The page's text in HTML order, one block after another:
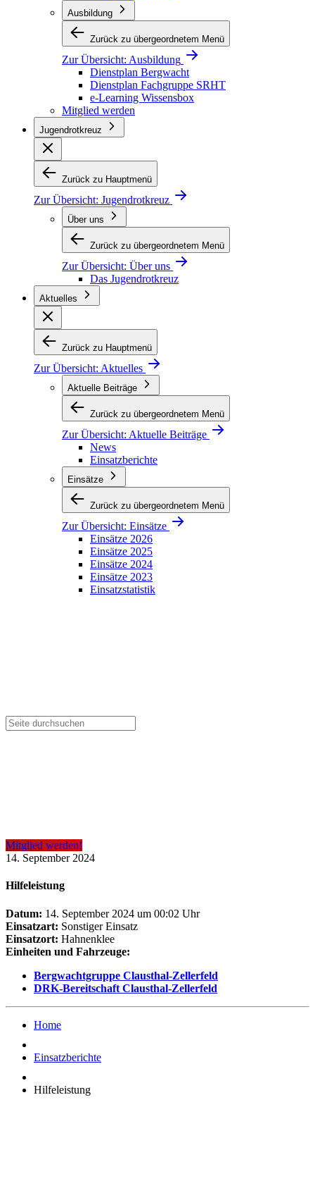
Ausbildung
Zurück zu übergeordnetem Menü
Zur Übersicht: Ausbildung
Dienstplan Bergwacht
Dienstplan Fachgruppe SRHT
e-Learning Wissensbox
Mitglied werden
Jugendrotkreuz
Zurück zu Hauptmenü
Zur Übersicht: Jugendrotkreuz
Über uns
Zurück zu übergeordnetem Menü
Zur Übersicht: Über uns
Das Jugendrotkreuz
Aktuelles
Zurück zu Hauptmenü
Zur Übersicht: Aktuelles
Aktuelle Beiträge
Zurück zu übergeordnetem Menü
Zur Übersicht: Aktuelle Beiträge
News
Einsatzberichte
Einsätze
Zurück zu übergeordnetem Menü
Zur Übersicht: Einsätze
Einsätze 2026
Einsätze 2025
Einsätze 2024
Einsätze 2023
Einsatzstatistik
Mitglied werden!
14. September 2024
Hilfeleistung
Datum: 14. September 2024 um 00:02 Uhr
Einsatzart: Sonstiger Einsatz
Einsatzort: Hahnenklee
Einheiten und Fahrzeuge:
Bergwachtgruppe Clausthal-Zellerfeld
DRK-Bereitschaft Clausthal-Zellerfeld
Home
Einsatzberichte
Hilfeleistung